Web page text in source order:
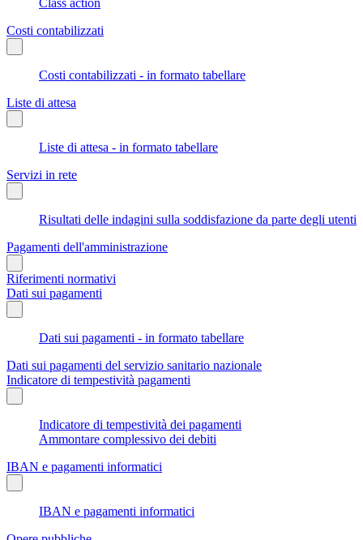
Costi contabilizzati
Costi contabilizzati - in formato tabellare
Liste di attesa
Liste di attesa - in formato tabellare
Servizi in rete
Risultati delle indagini sulla soddisfazione da parte degli utenti
Pagamenti dell'amministrazione
Riferimenti normativi
Dati sui pagamenti
Dati sui pagamenti - in formato tabellare
Dati sui pagamenti del servizio sanitario nazionale
Indicatore di tempestività pagamenti
Indicatore di tempestività dei pagamenti
Ammontare complessivo dei debiti
IBAN e pagamenti informatici
IBAN e pagamenti informatici